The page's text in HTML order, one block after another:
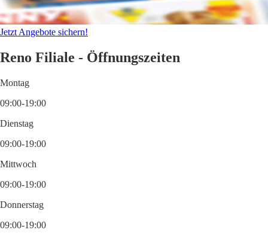
Jetzt Angebote sichern!
Reno Filiale - Öffnungszeiten
Montag
09:00-19:00
Dienstag
09:00-19:00
Mittwoch
09:00-19:00
Donnerstag
09:00-19:00